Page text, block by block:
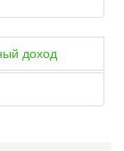
доход